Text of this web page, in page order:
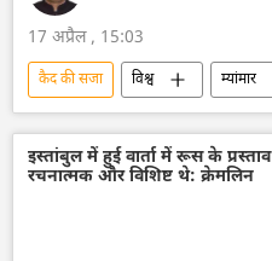
17 अप्रैल , 15:03
कैद की सजा विश्व
म्यांमार
म्यांमार की सैन्य सरकार
नव वर्ष
जेल की सजा
इस्तांबुल में हुई वार्ता में रूस के प्रस्ताव
रचनात्मक और विशिष्ट थे: क्रेमलिन